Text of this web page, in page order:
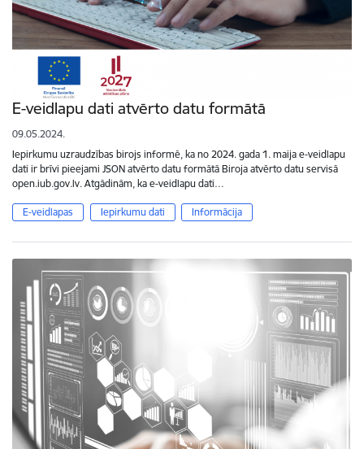
E-veidlapu dati atvērto datu formātā
09.05.2024.
Iepirkumu uzraudzības birojs informē, ka no 2024. gada 1. maija e-veidlapu
dati ir brīvi pieejami JSON atvērto datu formātā Biroja atvērto datu servisā
open.iub.gov.lv. Atgādinām, ka e-veidlapu dati…
E-veidlapas Iepirkumu dati Informācija